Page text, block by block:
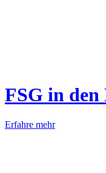
FSG in den
Erfahre mehr